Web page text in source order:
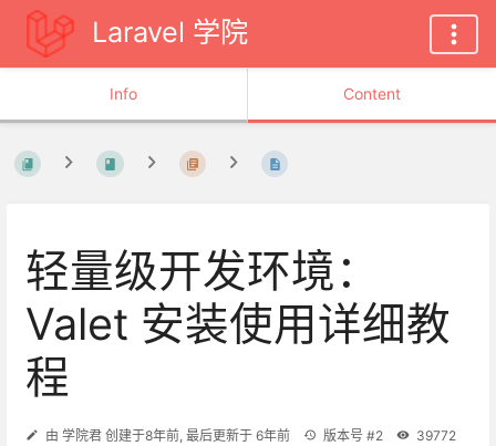
Laravel 学院
Info Content
轻量级开发环境：
Valet 安装使用详细教
程
由 学院君 创建于8年前, 最后更新于 6年前 版本号 #2
39772